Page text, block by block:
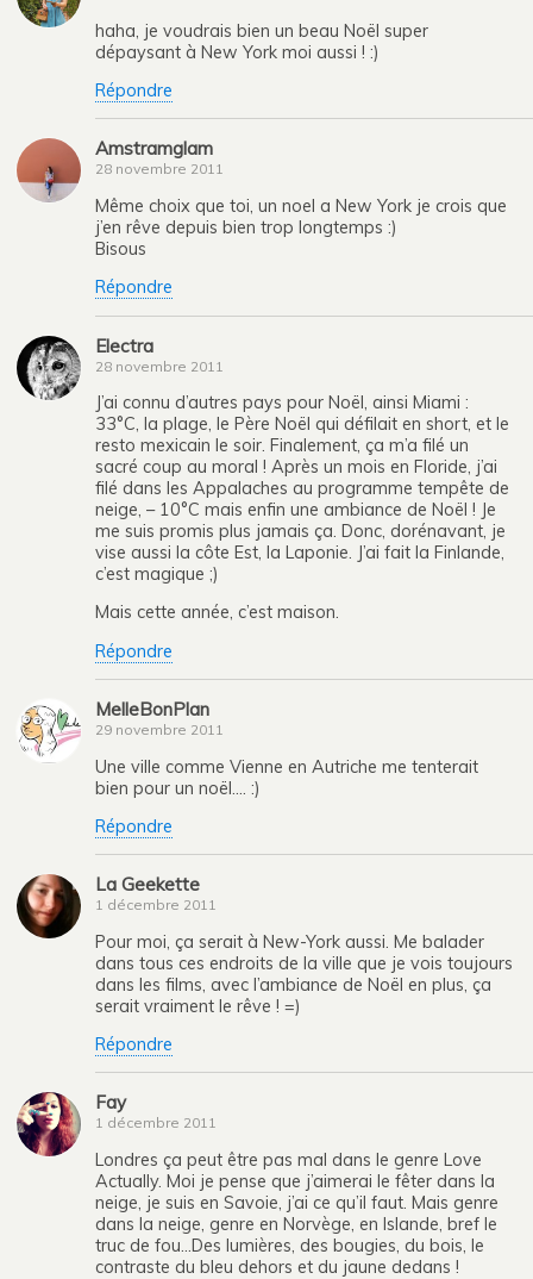
haha, je voudrais bien un beau Noël super
dépaysant à New York moi aussi ! :)
Répondre
Amstramglam
28 novembre 2011
Même choix que toi, un noel a New York je crois que
j’en rêve depuis bien trop longtemps :)
Bisous
Répondre
Electra
28 novembre 2011
J’ai connu d’autres pays pour Noël, ainsi Miami :
33°C, la plage, le Père Noël qui défilait en short, et le
resto mexicain le soir. Finalement, ça m’a filé un
sacré coup au moral ! Après un mois en Floride, j’ai
filé dans les Appalaches au programme tempête de
neige, – 10°C mais enfin une ambiance de Noël ! Je
me suis promis plus jamais ça. Donc, dorénavant, je
vise aussi la côte Est, la Laponie. J’ai fait la Finlande,
c’est magique ;)
Mais cette année, c’est maison.
Répondre
MelleBonPlan
29 novembre 2011
Une ville comme Vienne en Autriche me tenterait
bien pour un noël…. :)
Répondre
La Geekette
1 décembre 2011
Pour moi, ça serait à New-York aussi. Me balader
dans tous ces endroits de la ville que je vois toujours
dans les films, avec l’ambiance de Noël en plus, ça
serait vraiment le rêve ! =)
Répondre
Fay
1 décembre 2011
Londres ça peut être pas mal dans le genre Love
Actually. Moi je pense que j’aimerai le fêter dans la
neige, je suis en Savoie, j’ai ce qu’il faut. Mais genre
dans la neige, genre en Norvège, en Islande, bref le
truc de fou…Des lumières, des bougies, du bois, le
contraste du bleu dehors et du jaune dedans !